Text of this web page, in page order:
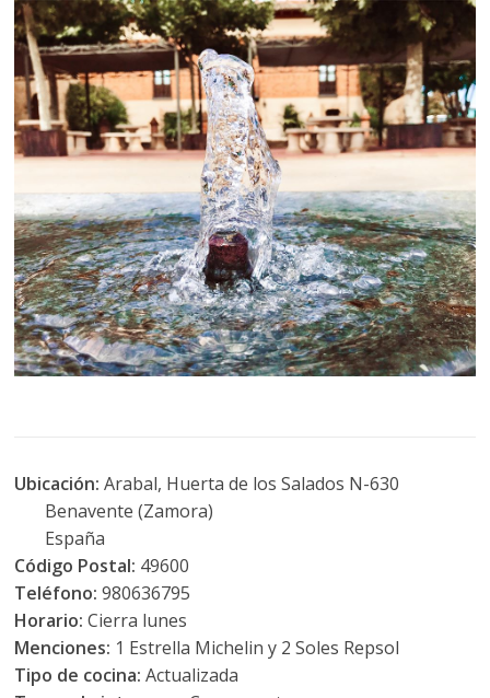
Ubicación:Arabal, Huerta de los Salados N-630
Benavente (Zamora)
España
Código Postal: 49600
Teléfono:980636795
Horario:Cierra lunes
Menciones: 1 Estrella Michelin y 2 Soles Repsol
Tipo de cocina:Actualizada